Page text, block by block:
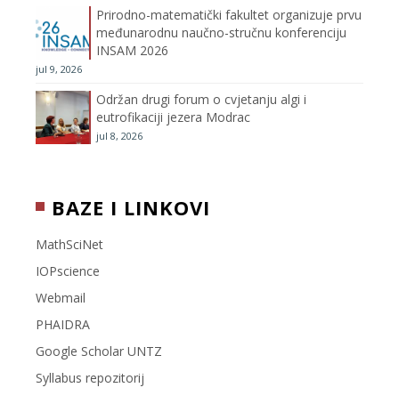
e
Prirodno-matematički fakultet organizuje prvu
međunarodnu naučno-stručnu konferenciju
INSAM 2026
jul 9, 2026
Održan drugi forum o cvjetanju algi i
eutrofikaciji jezera Modrac
jul 8, 2026
BAZE I LINKOVI
MathSciNet
IOPscience
Webmail
PHAIDRA
Google Scholar UNTZ
Syllabus repozitorij